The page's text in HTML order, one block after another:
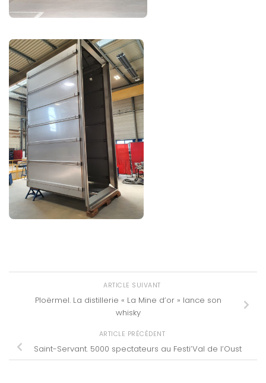
ARTICLE SUIVANT
Ploërmel. La distillerie « La Mine d’or » lance son
whisky
ARTICLE PRÉCÉDENT
Saint-Servant. 5000 spectateurs au Festi’Val de l’Oust